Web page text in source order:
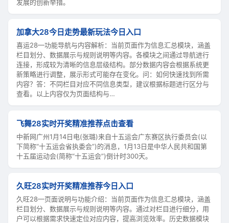
发展的创新举措。
加拿大28今日走势最新玩法今日入口
喜运28—功能导航与内容解析：当前页面作为信息汇总模块，涵盖
栏目划分、数据展示与规则说明等内容。各模块之间通过导航进行
连接，形成较为清晰的信息层级结构。部分数据内容会根据系统更
新策略进行调整，展示形式可能存在变化。问：如何快速找到所需
内容？答：不同栏目对应不同信息类型，建议根据标题进行区分与
查看。以上内容仅为页面结构与…
飞舞28实时开奖精准推荐点击查看
中新网广州1月14日电(张璐)来自十五运会广东赛区执行委员会(以
下简称“十五运会省执委会”)的消息，1月13日是中华人民共和国第
十五届运动会(简称“十五运会”)倒计时300天。
久旺28实时开奖精准推荐今日入口
久旺28—页面说明与功能介绍：当前页面作为信息汇总模块，涵盖
栏目划分、数据展示与规则说明等内容。通过对栏目进行细分，用
户可以根据需求快速定位对应内容，提高浏览效率。历史数据模块